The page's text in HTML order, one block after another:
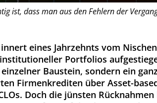
ist, dass man aus den Fehlern der
eines Jahrzehnts vom
Portfolios
Baustein, sondern ein
Firmenkrediten über Asset-
Doch die jünsten Rücknahmen